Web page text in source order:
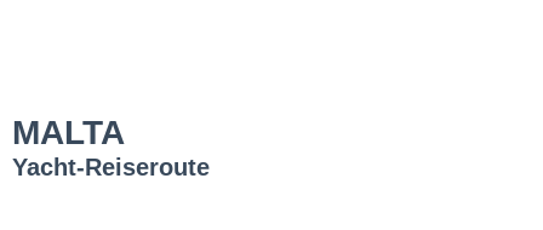
MALTA
Yacht-Reiseroute